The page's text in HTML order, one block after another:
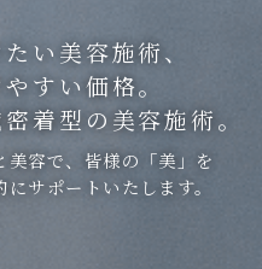
い美容施術、
すい価格。
着型の美容施術。
美容で、皆様の「美」を
にサポートいたします。